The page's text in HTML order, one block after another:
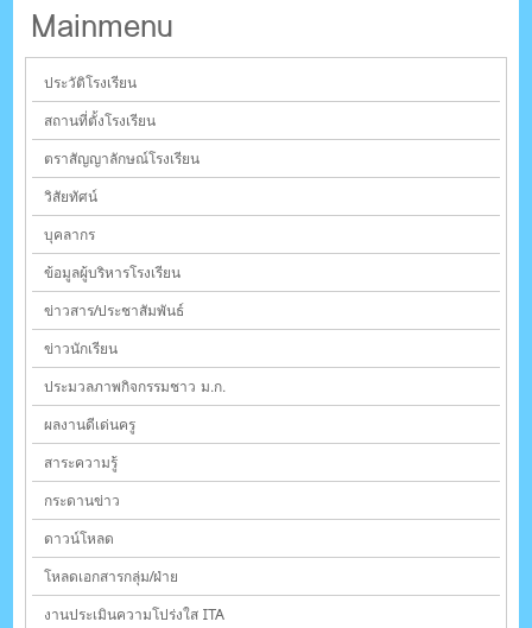
Mainmenu
ประวัติโรงเรียน
สถานที่ตั้งโรงเรียน
ตราสัญญาลักษณ์โรงเรียน
วิสัยทัศน์
บุคลากร
ข้อมูลผู้บริหารโรงเรียน
ข่าวสาร/ประชาสัมพันธ์
ข่าวนักเรียน
ประมวลภาพกิจกรรมชาว ม.ก.
ผลงานดีเด่นครู
สาระความรู้
กระดานข่าว
ดาวน์โหลด
โหลดเอกสารกลุ่ม/ฝ่าย
งานประเมินความโปร่งใส ITA